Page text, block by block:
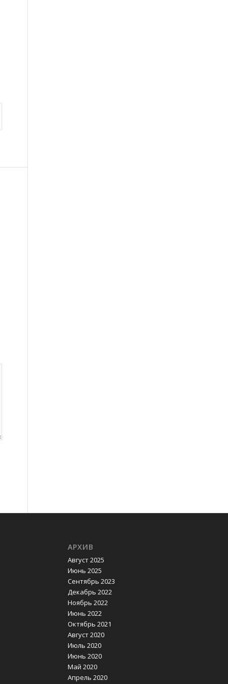
АРХИВ
Август 2025
Июнь 2025
Сентябрь 2023
Декабрь 2022
Ноябрь 2022
Июнь 2022
Октябрь 2021
Август 2020
Июль 2020
Июнь 2020
Май 2020
Апрель 2020